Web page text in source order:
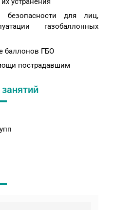
безопасности для лиц,
газобаллонных
баллонов ГБО
пострадавшим